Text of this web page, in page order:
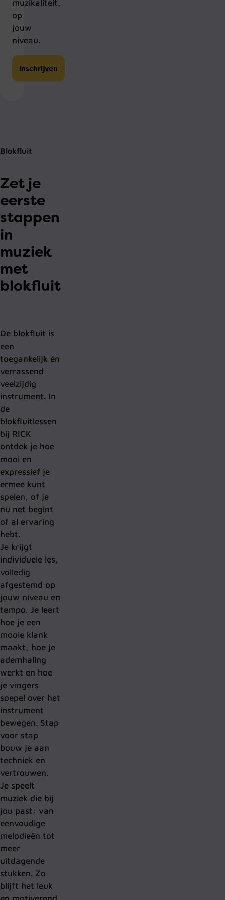
muzikaliteit,
op
jouw
niveau.
Inschrijven
Zet je
eerste
stappen
in
muziek
met
blokfluit
Blokfluit
De blokfluit is
een
toegankelijk én
verrassend
veelzijdig
instrument. In
de
blokfluitlessen
bij RICK
ontdek je hoe
mooi en
expressief je
ermee kunt
spelen, of je
nu net begint
of al ervaring
hebt.
Je krijgt
individuele les,
volledig
afgestemd op
jouw niveau en
tempo. Je leert
hoe je een
mooie klank
maakt, hoe je
ademhaling
werkt en hoe
je vingers
soepel over het
instrument
bewegen. Stap
voor stap
bouw je aan
techniek en
vertrouwen.
Je speelt
muziek die bij
jou past: van
eenvoudige
melodieën tot
meer
uitdagende
stukken. Zo
blijft het leuk